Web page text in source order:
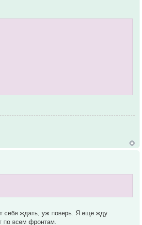
себя ждать, уж поверь. Я еще жду
по всем фронтам.